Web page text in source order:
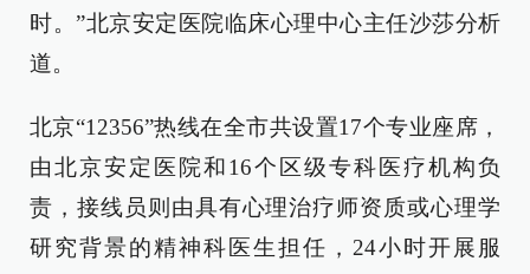
时。”北京安定医院临床心理中心主任沙莎分析
道。
北京“12356”热线在全市共设置17个专业座席，
由北京安定医院和16个区级专科医疗机构负
责，接线员则由具有心理治疗师资质或心理学
研究背景的精神科医生担任，24小时开展服